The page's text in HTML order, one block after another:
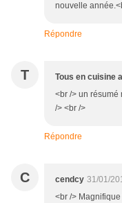
nouvelle
Répondre
T Tous en cuisine
<br /> un résumé
/> <br />
Répondre
C cendcy 31/01/
<br />